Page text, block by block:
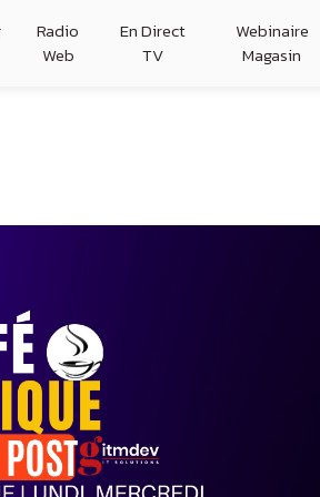
Radio
Web
En Direct
TV
Webinaire
Magasin